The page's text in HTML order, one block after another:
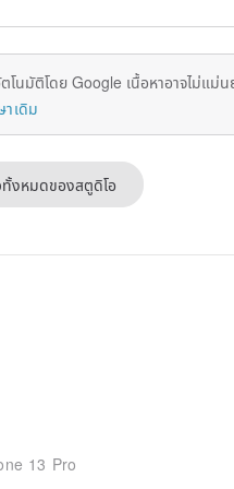
โนมัติโดย Google เนื้อหาอาจไม่แม่น
าเดิม
ทั้งหมดของสตูดิโอ
13 Pro